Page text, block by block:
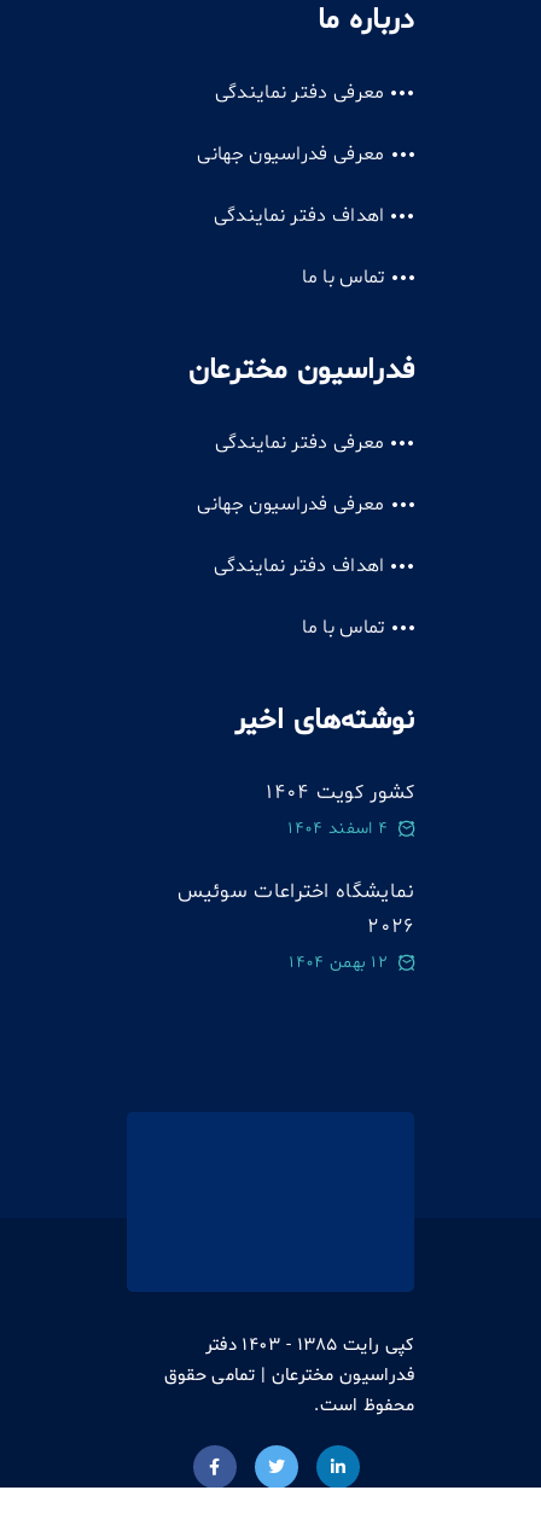
درباره ما
معرفی دفتر نمایندگی
معرفی فدراسیون جهانی
اهداف دفتر نمایندگی
تماس با ما
فدراسیون مخترعان
معرفی دفتر نمایندگی
معرفی فدراسیون جهانی
اهداف دفتر نمایندگی
تماس با ما
نوشته‌های اخیر
کشور کویت 1404
4 اسفند 1404
نمایشگاه اختراعات سوئيس
2026
12 بهمن 1404
کپی رایت 1385 - 1403 دفتر
فدراسیون مخترعان | تمامی حقوق
محفوظ است.